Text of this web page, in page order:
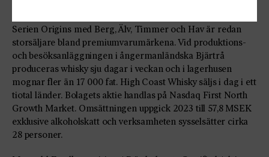
Serien Origins med Berg, Älv, Timmer och Hav är redan
storsäljare bland premiumvarumärkena. Vid produktions-
och besöksanläggningen i ångermanländska Bjärtrå
produceras whisky sju dagar i veckan och i lagerhusen
mognar fler än 17 000 fat. High Coast Whisky säljs i dag i ett
tiotal länder. Bolagets aktie handlas på Nasdaq First North
Growth Market. Omsättningen uppgick 2023 till 57,8 MSEK
exklusive alkoholskatt och verksamheten sysselsätter cirka
28 personer.